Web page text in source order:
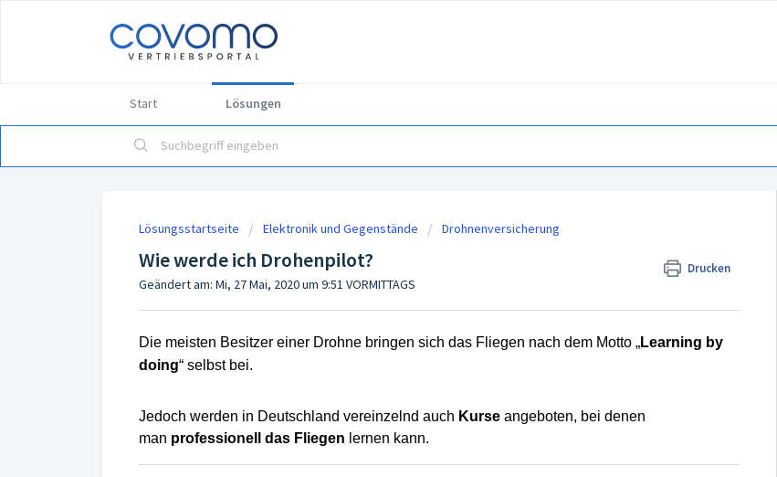
Start Lösungen
Lösungsstartseite Elektronik und Gegenstände Drohnenversicherung
Wie werde ich Drohenpilot? Drucken
Geändert am: Mi, 27 Mai, 2020 um 9:51 VORMITTAGS
Die meisten Besitzer einer Drohne bringen sich das Fliegen nach dem Motto „Learning by
doing“ selbst bei.
Jedoch werden in Deutschland vereinzelnd auch Kurse angeboten, bei denen
man professionell das Fliegen lernen kann.